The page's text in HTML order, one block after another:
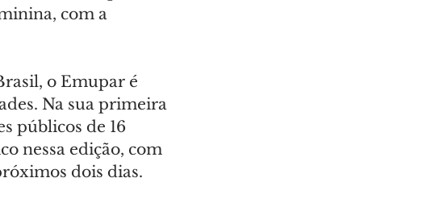
com a
o Emupar é
Na sua primeira
públicos de 16
nessa edição, com
dois dias.